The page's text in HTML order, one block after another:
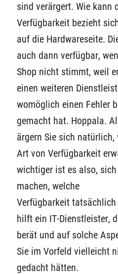
sind verärgert. Wie kann
Verfügbarkeit bezieht
auf die Hardwareseite.
auch dann verfügbar,
Shop nicht stimmt, weil
einen weiteren
womöglich einen Fehler
gemacht hat. Hoppala.
ärgern Sie sich natürlich,
Art von Verfügbarkeit
wichtiger ist es also,
machen, welche
Verfügbarkeit
hilft ein IT-Dienstleister,
berät und auf solche
Sie im Vorfeld vielleicht
gedacht hätten.